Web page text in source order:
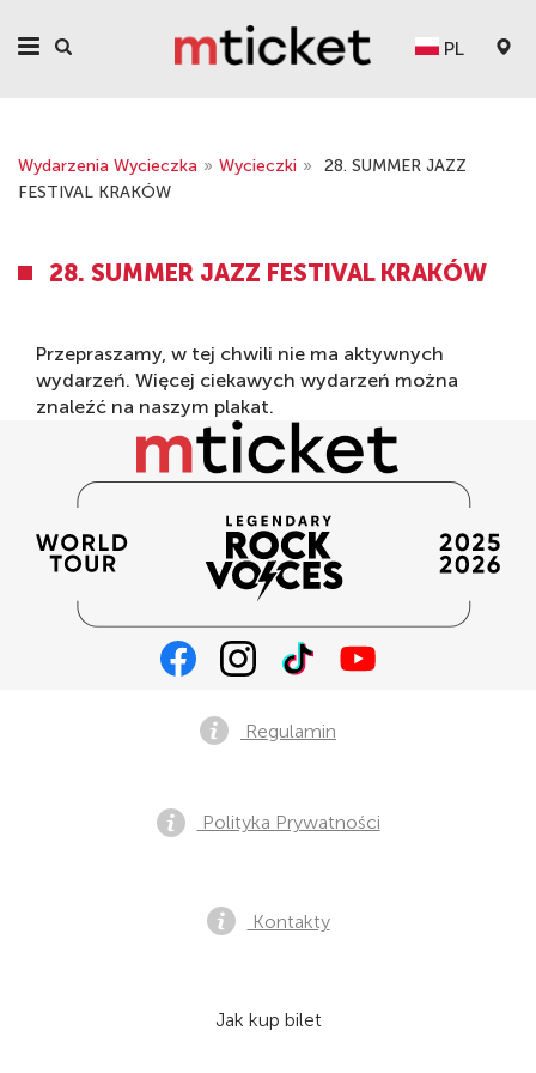
PL
Wydarzenia Wycieczka » Wycieczki »
28. SUMMER JAZZ
FESTIVAL KRAKÓW
28. SUMMER JAZZ FESTIVAL KRAKÓW
Przepraszamy, w tej chwili nie ma aktywnych
wydarzeń. Więcej ciekawych wydarzeń można
znaleźć na naszym plakat.
Regulamin
Polityka Prywatności
Kontakty
Jak kup bilet